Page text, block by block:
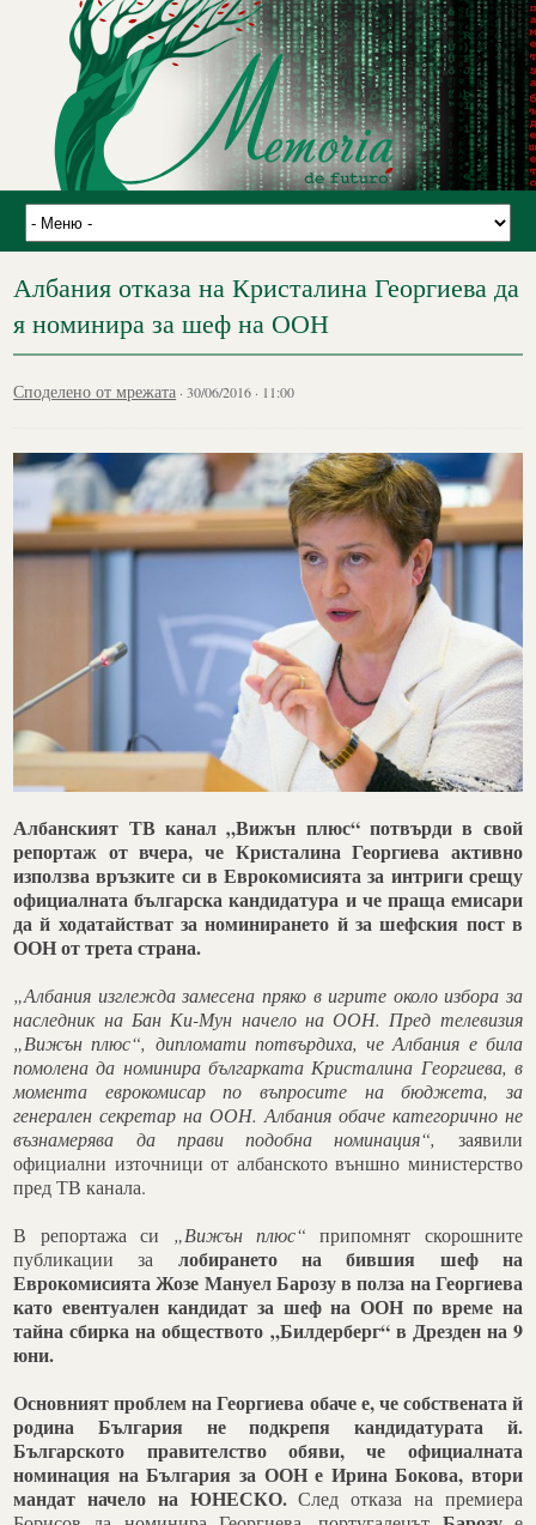
Албания отказа на Кристалина Георгиева да
я номинира за шеф на ООН
Споделено от мрежата · 30/06/2016 · 11:00
Албанският ТВ канал „Вижън плюс“ потвърди в свой
репортаж от вчера, че Кристалина Георгиева активно
използва връзките си в Еврокомисията за интриги срещу
официалната българска кандидатура и че праща емисари
да й ходатайстват за номинирането й за шефския пост в
ООН от трета страна.
„Албания изглежда замесена пряко в игрите около избора за
наследник на Бан Ки-Мун начело на ООН. Пред телевизия
„Вижън плюс“, дипломати потвърдиха, че Албания е била
помолена да номинира българката Кристалина Георгиева, в
момента еврокомисар по въпросите на бюджета, за
генерален секретар на ООН. Албания обаче категорично не
възнамерява да прави подобна номинация“,
заявили
официални източници от албанското външно министерство
пред ТВ канала.
В репортажа си „Вижън плюс“ припомнят скорошните
публикации за лобирането на бившия шеф на
Еврокомисията Жозе Мануел Барозу в полза на Георгиева
като евентуален кандидат за шеф на ООН по време на
тайна сбирка на обществото „Билдерберг“ в Дрезден на 9
юни.
Основният проблем на Георгиева обаче е, че собствената й
родина България не подкрепя кандидатурата й.
Българското правителство обяви, че официалната
номинация на България за ООН е Ирина Бокова, втори
мандат начело на ЮНЕСКО.След отказа на премиера